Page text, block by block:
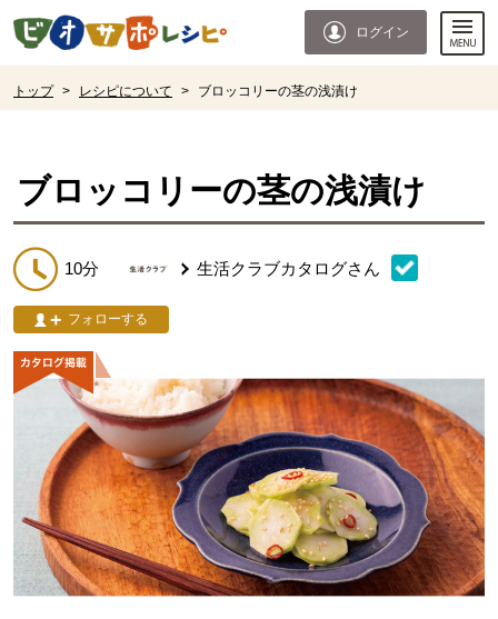
ページの先頭です。
ログイン
トップ > レシピについて > ブロッコリーの茎の浅漬け
ブロッコリーの茎の浅漬け
10分 生活クラブカタログさん
フォローする